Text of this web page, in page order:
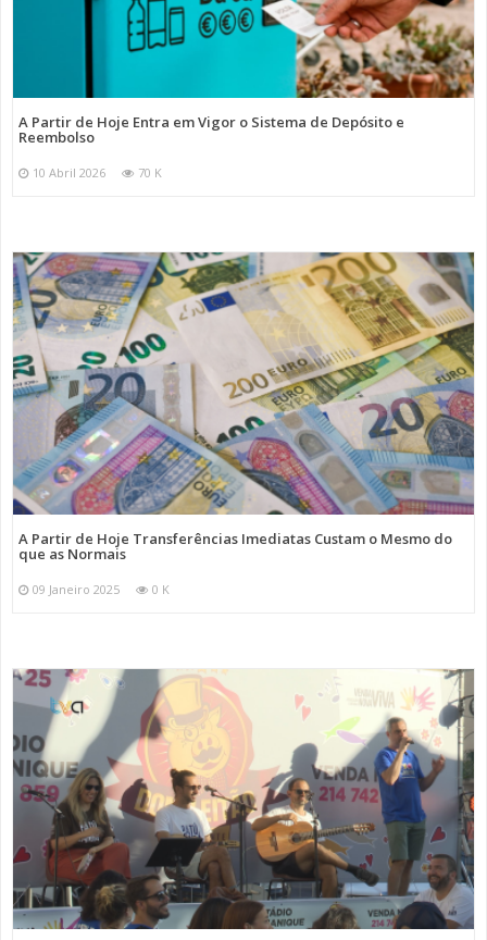
A Partir de Hoje Entra em Vigor o Sistema de Depósito e
Reembolso
10 Abril 2026 70 K
A Partir de Hoje Transferências Imediatas Custam o Mesmo do
que as Normais
09 Janeiro 2025 0 K